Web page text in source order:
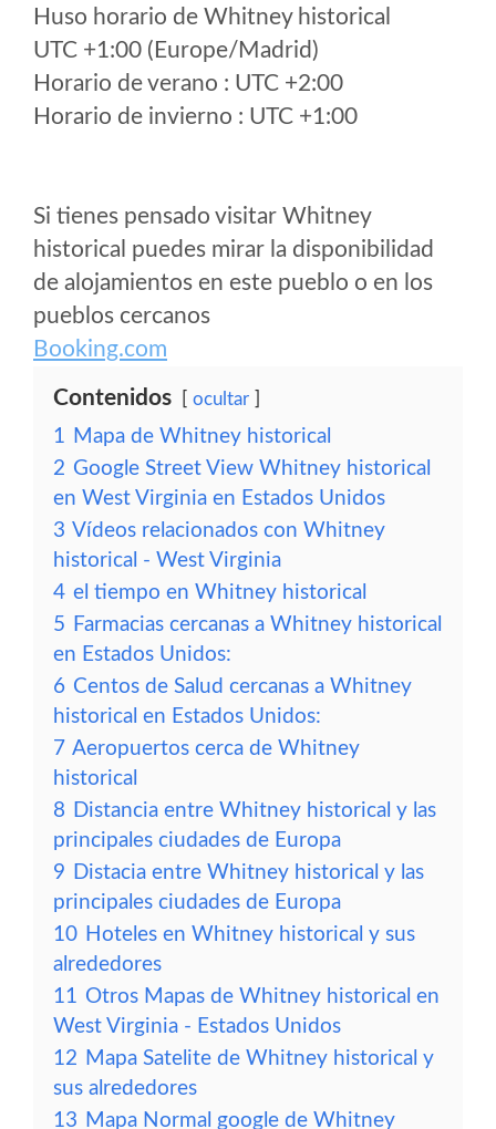
Huso horario de Whitney historical
UTC +1:00 (Europe/Madrid)
Horario de verano : UTC +2:00
Horario de invierno : UTC +1:00
Si tienes pensado visitar Whitney
historical puedes mirar la disponibilidad
de alojamientos en este pueblo o en los
pueblos cercanos
Booking.com
Contenidos ocultar
1 Mapa de Whitney historical
2 Google Street View Whitney historical
en West Virginia en Estados Unidos
3 Vídeos relacionados con Whitney
historical - West Virginia
4 el tiempo en Whitney historical
5 Farmacias cercanas a Whitney historical
en Estados Unidos:
6 Centos de Salud cercanas a Whitney
historical en Estados Unidos:
7 Aeropuertos cerca de Whitney
historical
8 Distancia entre Whitney historical y las
principales ciudades de Europa
9 Distacia entre Whitney historical y las
principales ciudades de Europa
10 Hoteles en Whitney historical y sus
alrededores
11 Otros Mapas de Whitney historical en
West Virginia - Estados Unidos
12 Mapa Satelite de Whitney historical y
sus alrededores
13 Mapa Normal google de Whitney